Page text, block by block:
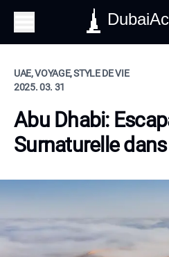
UAE, VOYAGE, STYLE DE VIE
2025. 03. 31
Abu Dhabi:
Surnaturelle